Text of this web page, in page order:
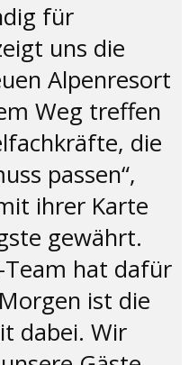
für
uns die
Alpenresort
Weg treffen
die
passen“,
ihrer Karte
gewährt.
Team hat dafür
ist die
dabei. Wir